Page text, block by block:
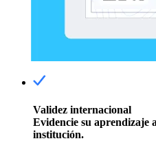
Validez internacional
Evidencie su aprendizaje
institución.